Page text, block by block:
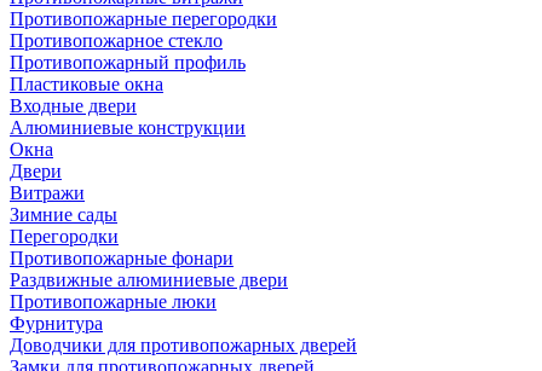
Противопожарные перегородки
Противопожарное стекло
Противопожарный профиль
Пластиковые окна
Входные двери
Алюминиевые конструкции
Окна
Двери
Витражи
Зимние сады
Перегородки
Противопожарные фонари
Раздвижные алюминиевые двери
Противопожарные люки
Фурнитура
Доводчики для противопожарных дверей
Замки для противопожарных дверей